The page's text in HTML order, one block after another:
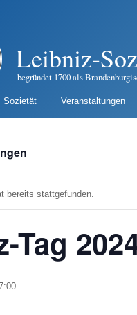
Leibniz-
begründet 1700 als
Sozietät Veranstaltungen
bereits stattgefunden.
Tag